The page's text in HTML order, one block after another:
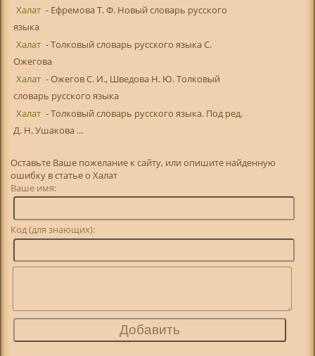
Халат - Ефремова Т. Ф. Новый словарь русского
языка
Халат - Толковый словарь русского языка С.
Ожегова
Халат - Ожегов С. И., Шведова Н. Ю. Толковый
словарь русского языка
Халат - Толковый словарь русского языка. Под ред.
Д. Н. Ушакова ...
Оставьте Ваше пожелание к сайту, или опишите найденную
ошибку в статье о Халат
Ваше имя:
Код (для знающих):